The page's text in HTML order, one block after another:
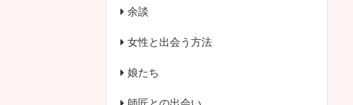
余談
女性と出会う方法
娘たち